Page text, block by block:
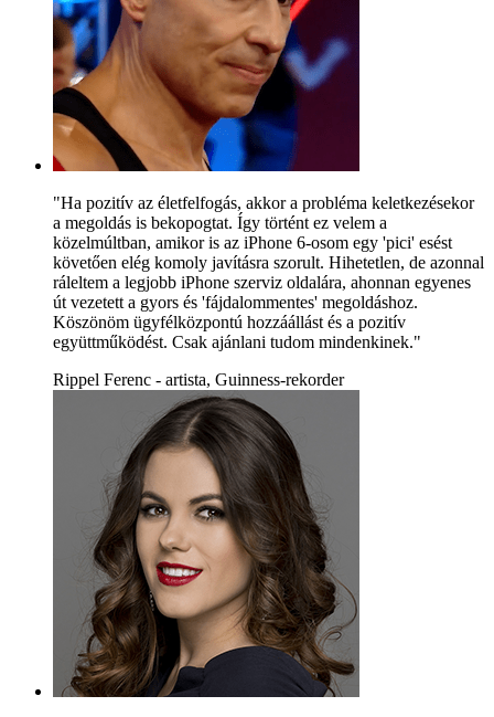
"Ha pozitív az életfelfogás, akkor a probléma keletkezésekor
a megoldás is bekopogtat. Így történt ez velem a
közelmúltban, amikor is az iPhone 6-osom egy 'pici' esést
követően elég komoly javításra szorult. Hihetetlen, de azonnal
ráleltem a legjobb iPhone szerviz oldalára, ahonnan egyenes
út vezetett a gyors és 'fájdalommentes' megoldáshoz.
Köszönöm ügyfélközpontú hozzáállást és a pozitív
együttműködést. Csak ajánlani tudom mindenkinek."
Rippel Ferenc - artista, Guinness-rekorder